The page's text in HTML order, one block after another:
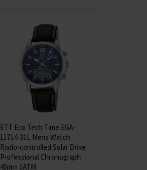
ETT Eco Tech Time EGA-
11714-31L Mens Watch
Radio-controlled Solar Drive
Professional Chronograph
45mm 5ATM